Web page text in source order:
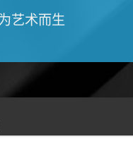
艺术而生